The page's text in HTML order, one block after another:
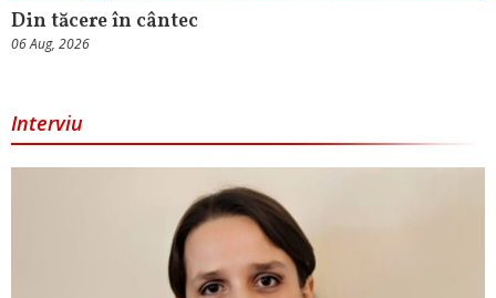
Din tăcere în cântec
06 Aug, 2026
Interviu